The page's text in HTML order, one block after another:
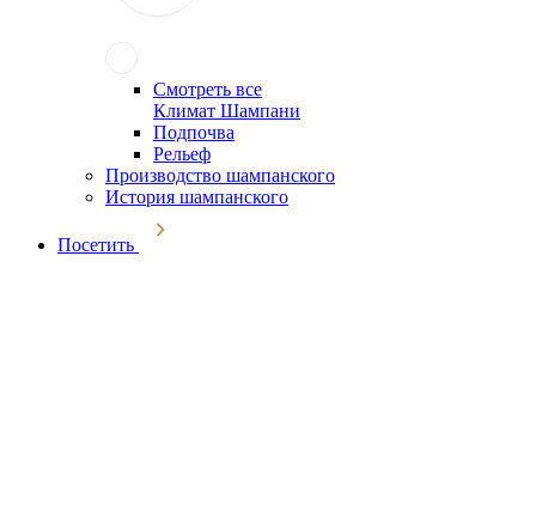
Смотреть все
Климат Шампани
Подпочва
Рельеф
Производство шампанского
История шампанского
Посетить